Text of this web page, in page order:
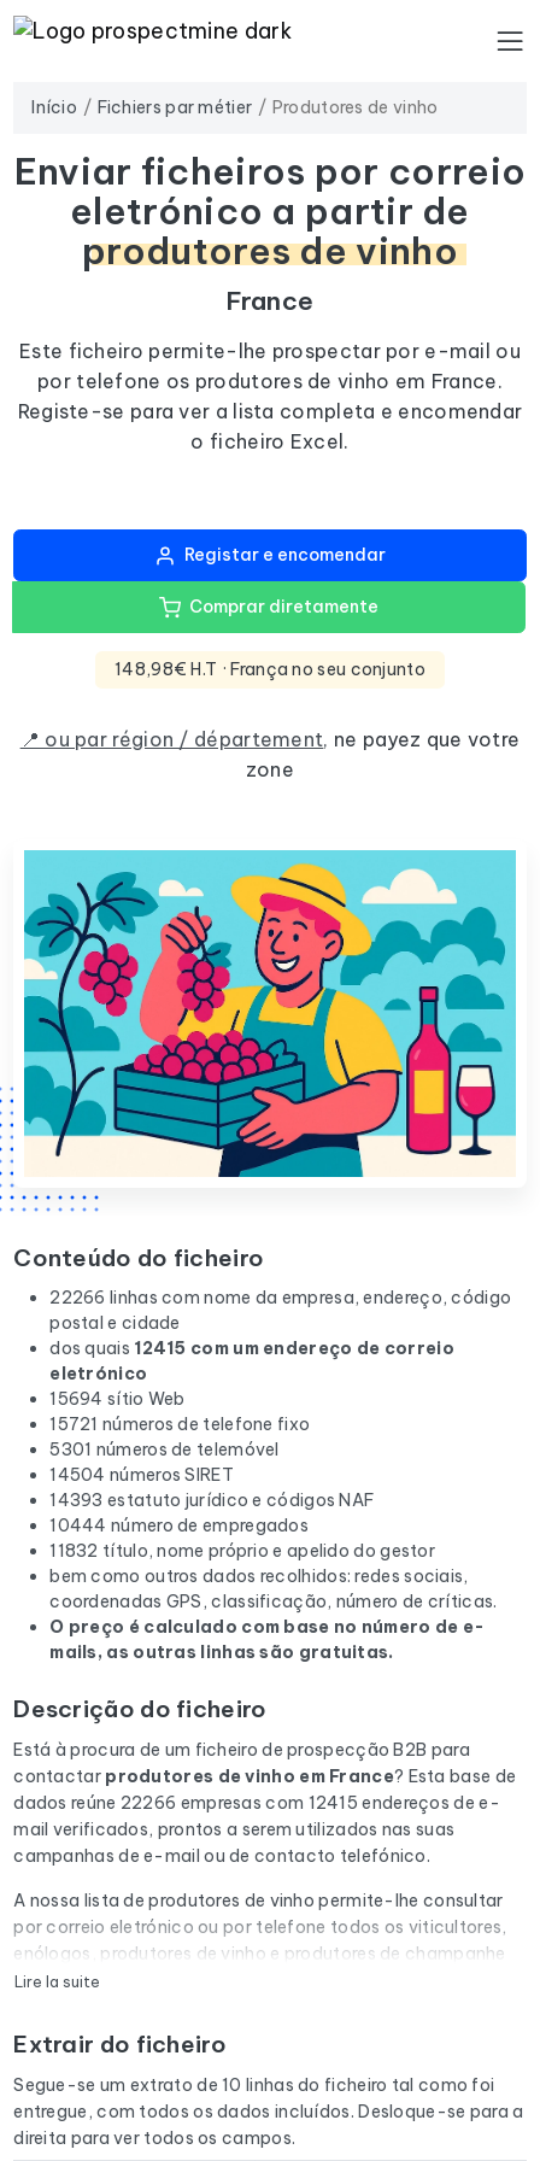
Início Fichiers par métier Produtores de vinho
Enviar ficheiros por correio
eletrónico a partir de
produtores de vinho
France
Este ficheiro permite-lhe prospectar por e-mail ou
por telefone os produtores de vinho em France.
Registe-se para ver a lista completa e encomendar
o ficheiro Excel.
Registar e encomendar
Comprar diretamente
148,98€ H.T · França no seu conjunto
📍 ou par région / département, ne payez que votre
zone
Conteúdo do ficheiro
22266 linhas com nome da empresa, endereço, código
postal e cidade
dos quais 12415 com um endereço de correio
eletrónico
15694 sítio Web
15721 números de telefone fixo
5301 números de telemóvel
14504 números SIRET
14393 estatuto jurídico e códigos NAF
10444 número de empregados
11832 título, nome próprio e apelido do gestor
bem como outros dados recolhidos: redes sociais,
coordenadas GPS, classificação, número de críticas.
O preço é calculado com base no número de e-
mails, as outras linhas são gratuitas.
Descrição do ficheiro
Está à procura de um ficheiro de prospecção B2B para
contactar produtores de vinho em France? Esta base de
dados reúne 22266 empresas com 12415 endereços de e-
mail verificados, prontos a serem utilizados nas suas
campanhas de e-mail ou de contacto telefónico.
A nossa lista de produtores de vinho permite-lhe consultar
por correio eletrónico ou por telefone todos os viticultores,
enólogos, produtores de vinho e produtores de champanhe
incluído. Os endereços inválidos, as caixas de correio cheias
e os domínios expirados são removidos. Resultado: uma
baixa taxa de rejeição e campanhas que chegam à caixa de
entrada.
Lire la suite
Extrair do ficheiro
Segue-se um extrato de 10 linhas do ficheiro tal como foi
entregue, com todos os dados incluídos. Desloque-se para a
direita para ver todos os campos.